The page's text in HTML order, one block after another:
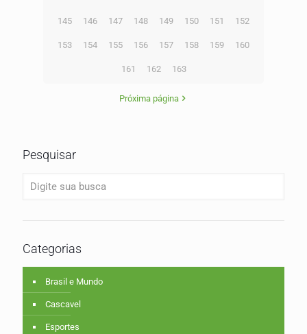
145 146 147 148 149 150 151 152
153 154 155 156 157 158 159 160
161 162 163
Próxima página
Pesquisar
Categorias
Brasil e Mundo
Cascavel
Esportes